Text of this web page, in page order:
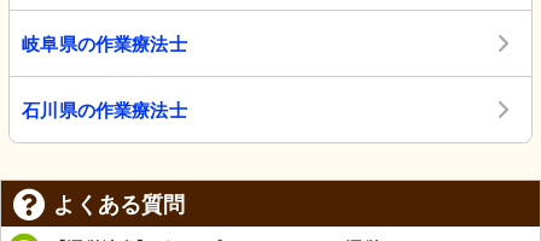
岐阜県の作業療法士
石川県の作業療法士
よくある質問